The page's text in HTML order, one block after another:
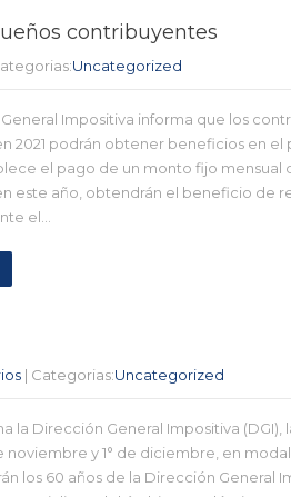
contribuyentes
Uncategorized
Impositiva informa que los
2021 podrán obtener beneficios en
el pago de un monto fijo mensual
este año, obtendrán el beneficio de
el…
| Categorias:Uncategorized
la Dirección General Impositiva (DGI),
noviembre y 1° de diciembre, en
los 60 años de la Dirección General